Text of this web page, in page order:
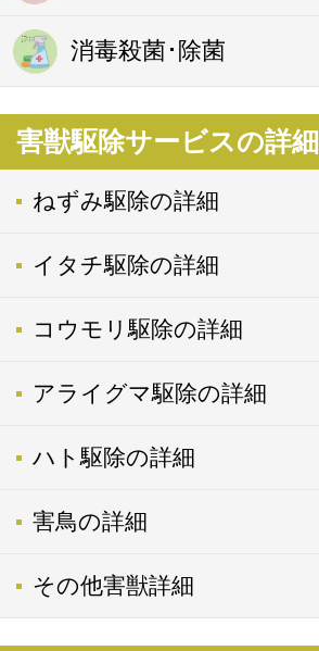
消毒殺菌･除菌
害獣駆除サービスの詳細
ねずみ駆除の詳細
イタチ駆除の詳細
コウモリ駆除の詳細
アライグマ駆除の詳細
ハト駆除の詳細
害鳥の詳細
その他害獣詳細